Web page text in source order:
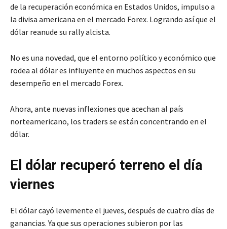
de la recuperación económica en Estados Unidos, impulso a
la divisa americana en el mercado Forex. Logrando así que el
dólar reanude su rally alcista.
No es una novedad, que el entorno político y económico que
rodea al dólar es influyente en muchos aspectos en su
desempeño en el mercado Forex.
Ahora, ante nuevas inflexiones que acechan al país
norteamericano, los traders se están concentrando en el
dólar.
El dólar recuperó terreno el día
viernes
El dólar cayó levemente el jueves, después de cuatro días de
ganancias. Ya que sus operaciones subieron por las